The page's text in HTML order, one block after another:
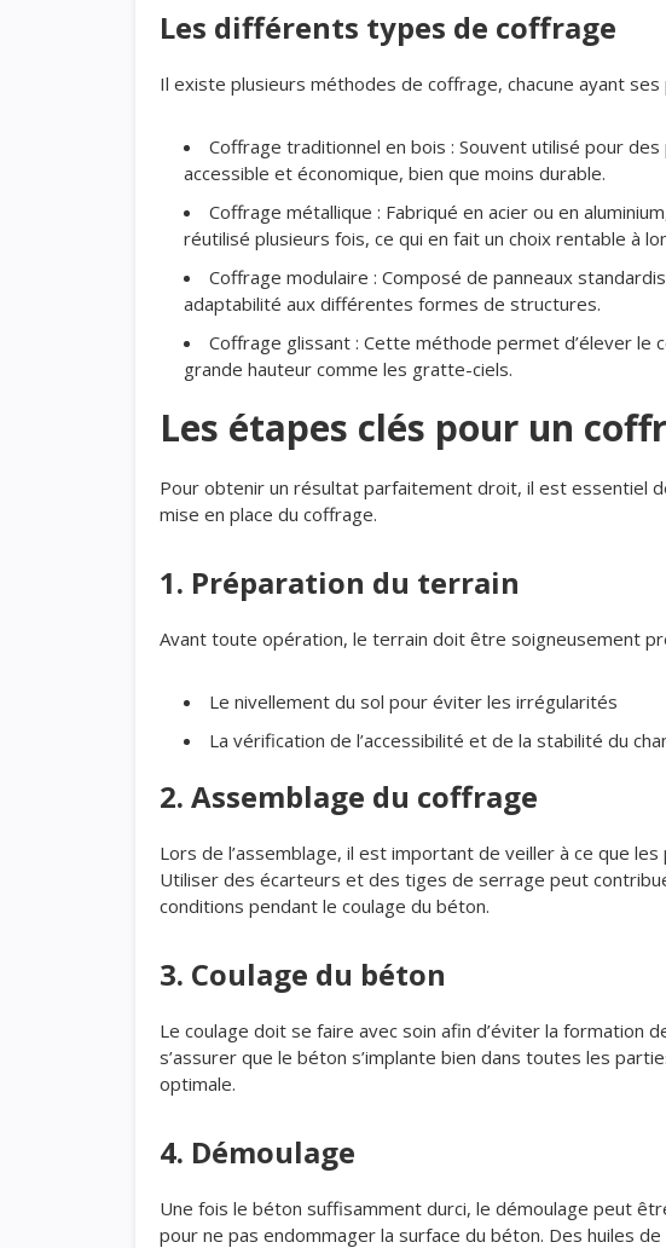
Les différents types de coffrage
Il existe plusieurs méthodes de coffrage, chacune ayant
Coffrage traditionnel en bois : Souvent utilisé pour
accessible et économique, bien que moins durable.
Coffrage métallique : Fabriqué en acier ou en
réutilisé plusieurs fois, ce qui en fait un choix rentable à
Coffrage modulaire : Composé de panneaux
adaptabilité aux différentes formes de structures.
Coffrage glissant : Cette méthode permet d’élever le
grande hauteur comme les gratte-ciels.
Les étapes clés pour un
Pour obtenir un résultat parfaitement droit, il est essentiel
mise en place du coffrage.
1. Préparation du terrain
Avant toute opération, le terrain doit être soigneusement
Le nivellement du sol pour éviter les irrégularités
La vérification de l’accessibilité et de la stabilité du
2. Assemblage du coffrage
Lors de l’assemblage, il est important de veiller à ce que
Utiliser des écarteurs et des tiges de serrage peut
conditions pendant le coulage du béton.
3. Coulage du béton
Le coulage doit se faire avec soin afin d’éviter la formation
s’assurer que le béton s’implante bien dans toutes les
optimale.
4. Démoulage
Une fois le béton suffisamment durci, le démoulage peut
pour ne pas endommager la surface du béton. Des huiles